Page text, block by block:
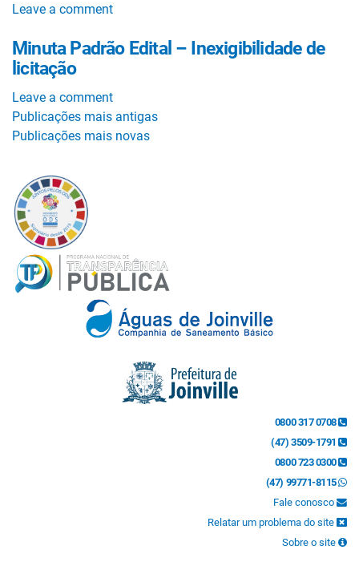
Leave a comment
Minuta Padrão Edital – Inexigibilidade de
licitação
Leave a comment
Navegação
por
Publicações mais antigas
Publicações mais novas
0800 317 0708
(47) 3509-1791
0800 723 0300
(47) 99771-8115
Fale conosco
Relatar um problema do site
Sobre o site